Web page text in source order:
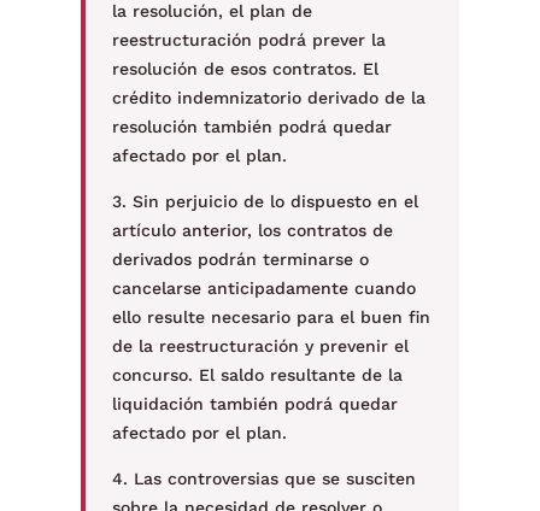
la resolución, el plan de
reestructuración podrá prever la
resolución de esos contratos. El
crédito indemnizatorio derivado de la
resolución también podrá quedar
afectado por el plan.
3. Sin perjuicio de lo dispuesto en el
artículo anterior, los contratos de
derivados podrán terminarse o
cancelarse anticipadamente cuando
ello resulte necesario para el buen fin
de la reestructuración y prevenir el
concurso. El saldo resultante de la
liquidación también podrá quedar
afectado por el plan.
4. Las controversias que se susciten